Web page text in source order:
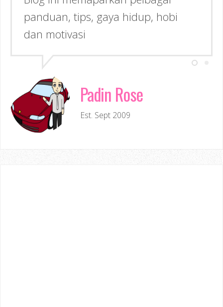
panduan, tips, gaya hidup, hobi
dan motivasi
Inspirasi kepada anda!
Padin Rose
Est. Sept 2009